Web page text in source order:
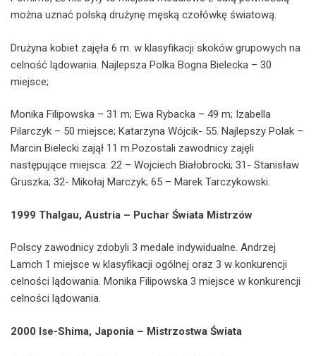
można uznać polską drużynę męską czołówkę światową.
Drużyna kobiet zajęła 6 m. w klasyfikacji skoków grupowych na
celność lądowania. Najlepsza Polka Bogna Bielecka – 30
miejsce;
Monika Filipowska – 31 m; Ewa Rybacka – 49 m; Izabella
Pilarczyk – 50 miejsce; Katarzyna Wójcik- 55. Najlepszy Polak –
Marcin Bielecki zajął 11 m.Pozostali zawodnicy zajęli
następujące miejsca: 22 – Wojciech Białobrocki; 31- Stanisław
Gruszka; 32- Mikołaj Marczyk; 65 – Marek Tarczykowski.
1999 Thalgau, Austria – Puchar Świata Mistrzów
Polscy zawodnicy zdobyli 3 medale indywidualne. Andrzej
Lamch 1 miejsce w klasyfikacji ogólnej oraz 3 w konkurencji
celności lądowania. Monika Filipowska 3 miejsce w konkurencji
celności lądowania.
2000 Ise-Shima, Japonia – Mistrzostwa Świata